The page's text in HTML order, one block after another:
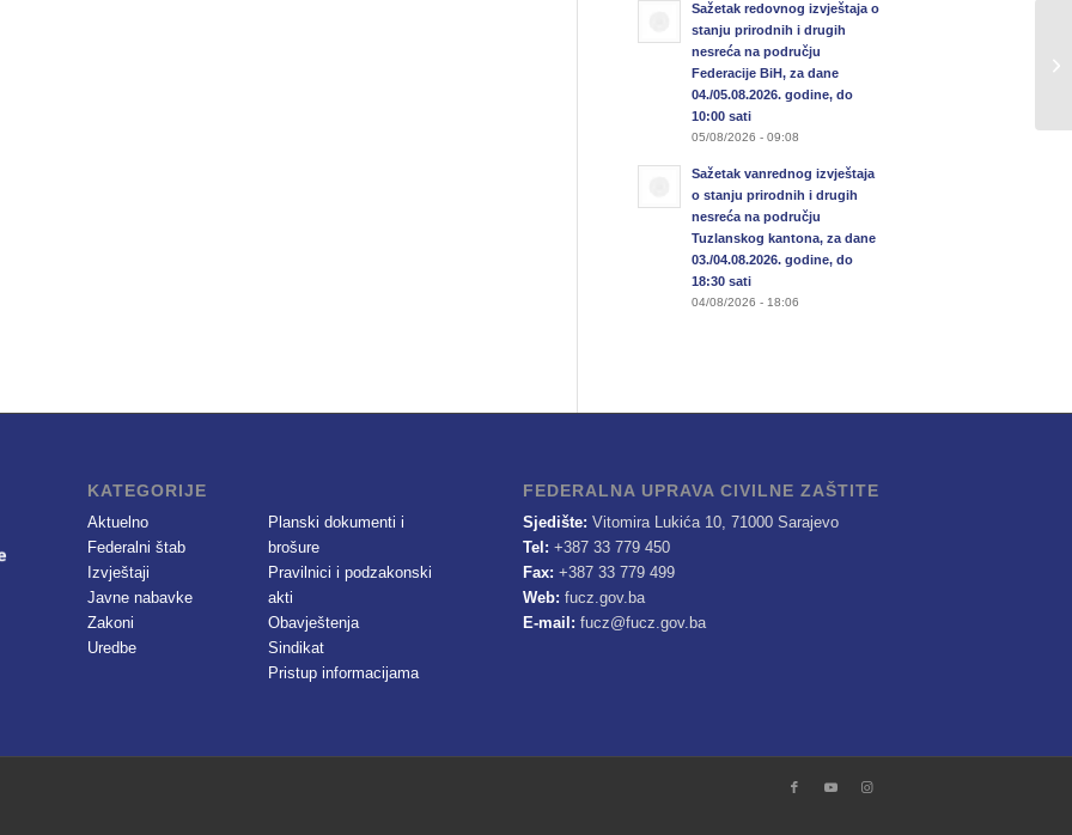
Sažetak redovnog izvještaja o
stanju prirodnih i drugih
nesreća na području
Federacije BiH, za dane
04./05.08.2026. godine, do
10:00 sati
05/08/2026 - 09:08
Sažetak vanrednog izvještaja
o stanju prirodnih i drugih
nesreća na području
Tuzlanskog kantona, za dane
03./04.08.2026. godine, do
18:30 sati
04/08/2026 - 18:06
KATEGORIJE
Aktuelno
Federalni štab
Izvještaji
Javne nabavke
Zakoni
Uredbe
Planski dokumenti i
brošure
Pravilnici i podzakonski
akti
Obavještenja
Sindikat
Pristup informacijama
FEDERALNA UPRAVA CIVILNE ZAŠTITE
Sjedište: Vitomira Lukića 10, 71000 Sarajevo
Tel: +387 33 779 450
Fax: +387 33 779 499
Web: fucz.gov.ba
E-mail: fucz@fucz.gov.ba
u